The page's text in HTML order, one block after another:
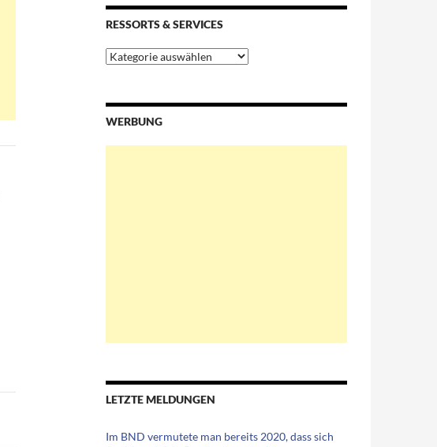
RESSORTS & SERVICES
Ressorts
&
WERBUNG
LETZTE MELDUNGEN
Im BND vermutete man bereits 2020, dass sich